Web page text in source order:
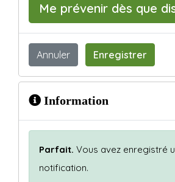
Me prévenir dès que
Annuler Enregistrer
Information
Parfait. Vous avez enregistré
notification.